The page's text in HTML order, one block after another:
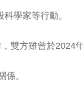
學家等行動。
方雖曾於2024
。